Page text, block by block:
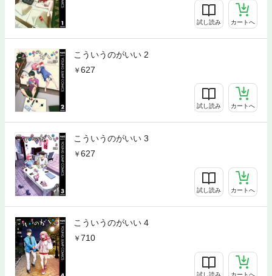
試し読み カートへ
こういうのがいい 2
627
試し読み カートへ
こういうのがいい 3
627
試し読み カートへ
こういうのがいい 4
710
試し読み カートへ